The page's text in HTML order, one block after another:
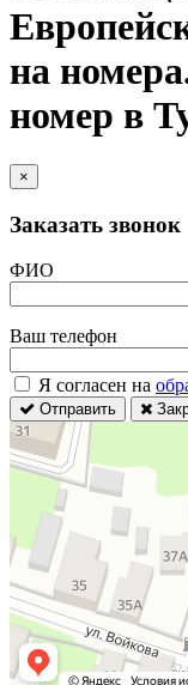
на
номер в
×
Заказать звонок
ФИО
Ваш телефон
Я согласен на
Отправить